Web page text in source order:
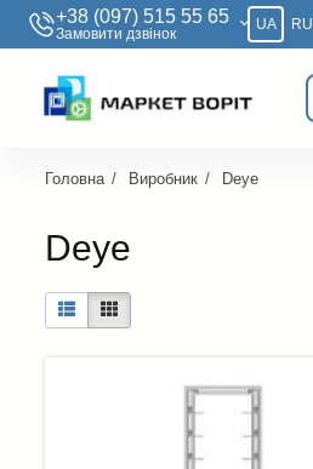
+38 (097) 515 55 65
Замовити дзвiнок
UA RU
Головна Виробник Deye
Deye